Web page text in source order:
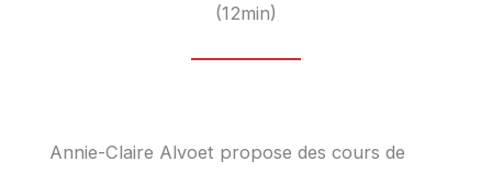
(12min)
Annie-Claire Alvoet propose des cours de